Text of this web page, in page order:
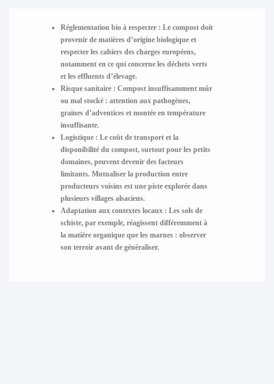
Réglementation bio à respecter: Le compost doit
provenir de matières d’origine biologique et
respecter les cahiers des charges européens,
notamment en ce qui concerne les déchets verts
et les effluents d’élevage.
Risque sanitaire: Compost insuffisamment mûr
ou mal stocké : attention aux pathogènes,
graines d’adventices et montée en température
insuffisante.
Logistique: Le coût de transport et la
disponibilité du compost, surtout pour les petits
domaines, peuvent devenir des facteurs
limitants. Mutualiser la production entre
producteurs voisins est une piste explorée dans
plusieurs villages alsaciens.
Adaptation aux contextes locaux: Les sols de
schiste, par exemple, réagissent différemment à
la matière organique que les marnes : observer
son terroir avant de généraliser.